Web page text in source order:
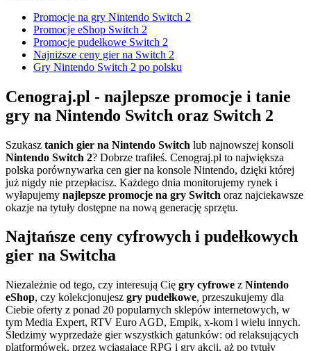
Promocje na gry Nintendo Switch 2
Promocje eShop Switch 2
Promocje pudełkowe Switch 2
Najniższe ceny gier na Switch 2
Gry Nintendo Switch 2 po polsku
Cenograj.pl - najlepsze promocje i tanie
gry na Nintendo Switch oraz Switch 2
Szukasz tanich gier na Nintendo Switch lub najnowszej konsoli
Nintendo Switch 2? Dobrze trafiłeś. Cenograj.pl to największa
polska porównywarka cen gier na konsole Nintendo, dzięki której
już nigdy nie przepłacisz. Każdego dnia monitorujemy rynek i
wyłapujemy najlepsze promocje na gry Switch oraz najciekawsze
okazje na tytuły dostępne na nową generację sprzętu.
Najtańsze ceny cyfrowych i pudełkowych
gier na Switcha
Niezależnie od tego, czy interesują Cię gry cyfrowe z Nintendo
eShop, czy kolekcjonujesz gry pudełkowe, przeszukujemy dla
Ciebie oferty z ponad 20 popularnych sklepów internetowych, w
tym Media Expert, RTV Euro AGD, Empik, x-kom i wielu innych.
Śledzimy wyprzedaże gier wszystkich gatunków: od relaksujących
platformówek, przez wciągające RPG i gry akcji, aż po tytuły